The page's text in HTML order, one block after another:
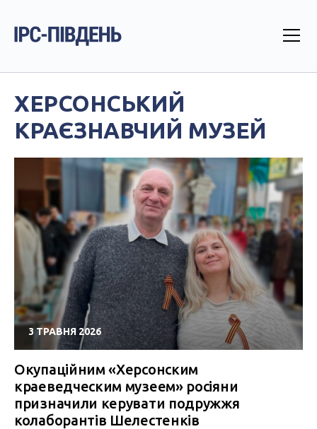
ХЕРСОНСЬКИЙ
КРАЄЗНАВЧИЙ МУЗЕЙ
3 ТРАВНЯ 2026
Окупаційним «Херсонским
краеведческим музеем» росіяни
призначили керувати подружжя
колаборантів Шелестенків